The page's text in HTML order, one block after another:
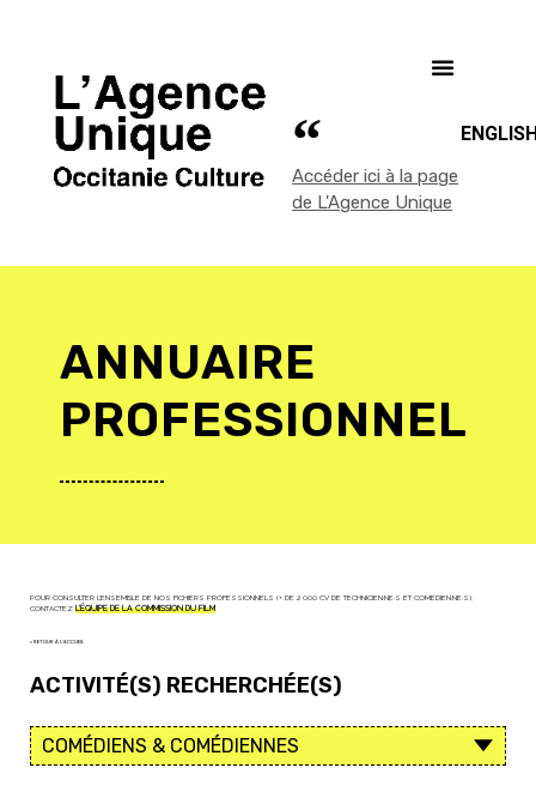
Accéder ici à la page
de L'Agence Unique
ANNUAIRE
PROFESSIONNEL
POUR CONSULTER L'ENSEMBLE DE NOS FICHIERS PROFESSIONNELS (+ DE 2 000 CV DE TECHNICIEN·NE·S ET COMÉDIEN·NE·S),
CONTACTEZ L'ÉQUIPE DE LA COMMISSION DU FILM
< RETOUR À L'ACCUEIL
ACTIVITÉ(S) RECHERCHÉE(S)